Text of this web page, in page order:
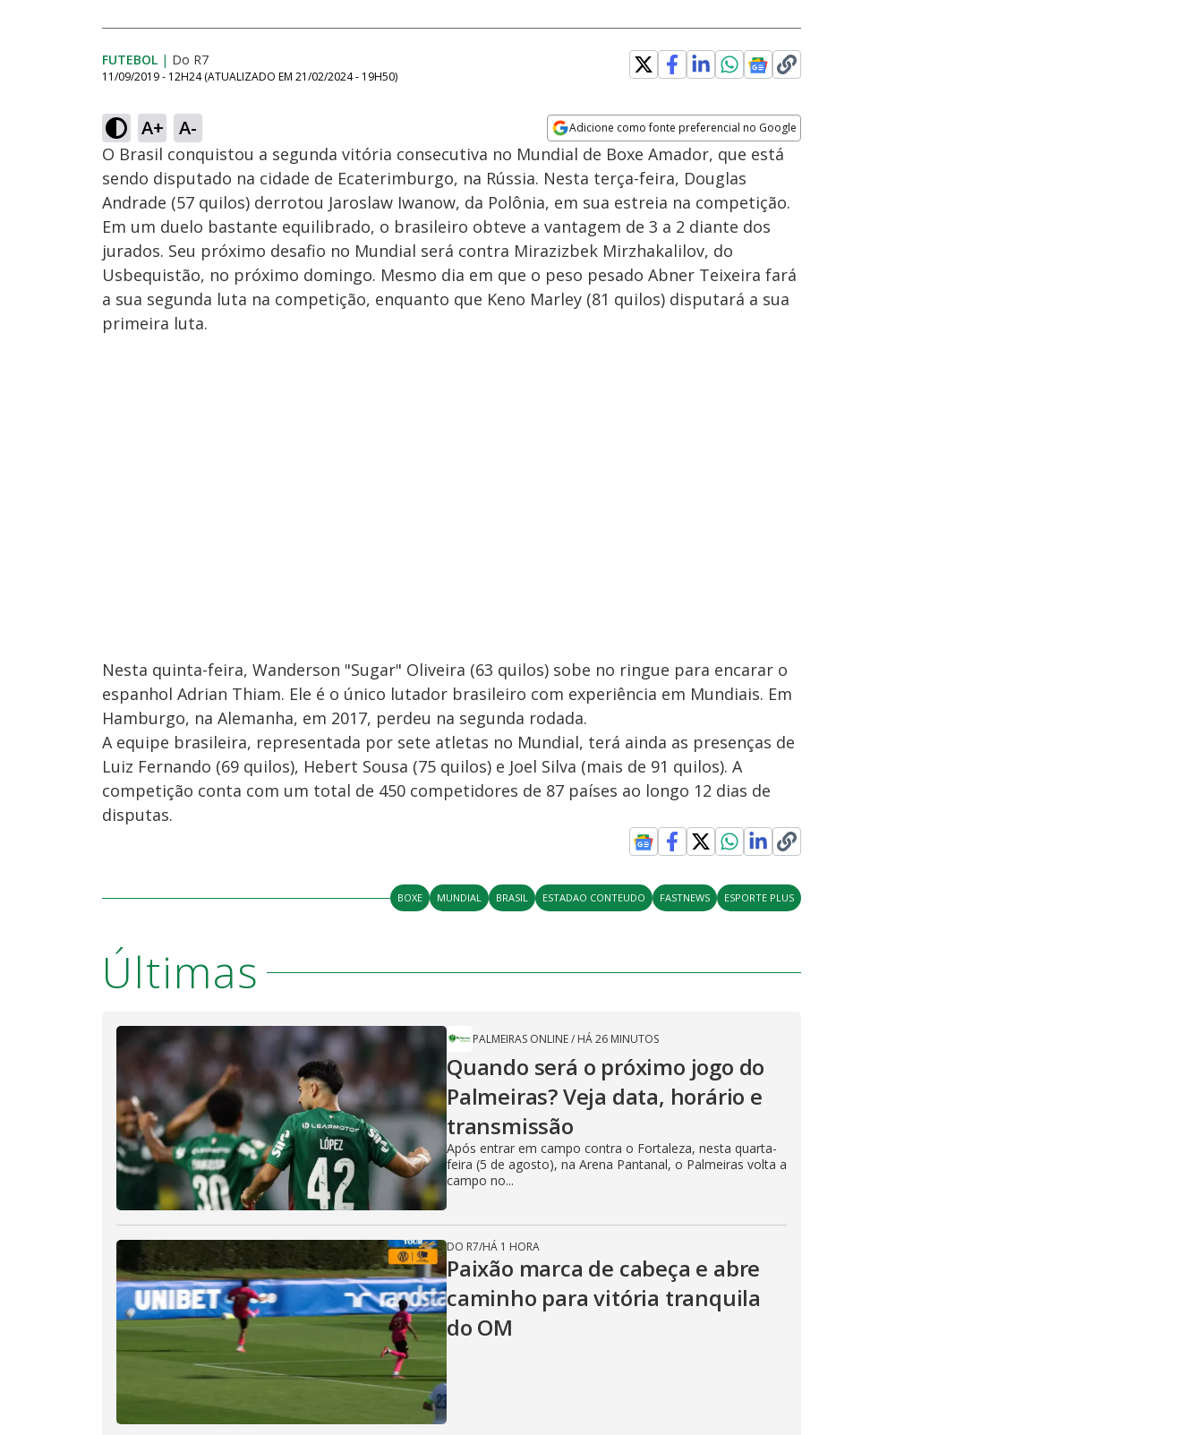
FUTEBOL | Do R7
11/09/2019 - 12H24 (ATUALIZADO EM 21/02/2024 - 19H50)
A+ A- Adicione como fonte preferencial no Google
Opens in new window
O Brasil conquistou a segunda vitória consecutiva no Mundial de Boxe Amador, que está
sendo disputado na cidade de Ecaterimburgo, na Rússia. Nesta terça-feira, Douglas
Andrade (57 quilos) derrotou Jaroslaw Iwanow, da Polônia, em sua estreia na competição.
Em um duelo bastante equilibrado, o brasileiro obteve a vantagem de 3 a 2 diante dos
jurados. Seu próximo desafio no Mundial será contra Mirazizbek Mirzhakalilov, do
Usbequistão, no próximo domingo. Mesmo dia em que o peso pesado Abner Teixeira fará
a sua segunda luta na competição, enquanto que Keno Marley (81 quilos) disputará a sua
primeira luta.
Nesta quinta-feira, Wanderson "Sugar" Oliveira (63 quilos) sobe no ringue para encarar o
espanhol Adrian Thiam. Ele é o único lutador brasileiro com experiência em Mundiais. Em
Hamburgo, na Alemanha, em 2017, perdeu na segunda rodada.
A equipe brasileira, representada por sete atletas no Mundial, terá ainda as presenças de
Luiz Fernando (69 quilos), Hebert Sousa (75 quilos) e Joel Silva (mais de 91 quilos). A
competição conta com um total de 450 competidores de 87 países ao longo 12 dias de
disputas.
BOXE MUNDIAL BRASIL ESTADAO CONTEUDO FASTNEWS ESPORTE PLUS
Últimas
PALMEIRAS ONLINE/ HÁ 26 MINUTOS
Quando será o próximo jogo do
Palmeiras? Veja data, horário e
transmissão
Após entrar em campo contra o Fortaleza, nesta quarta-
feira (5 de agosto), na Arena Pantanal, o Palmeiras volta a
campo no...
DO R7/HÁ 1 HORA
Paixão marca de cabeça e abre
caminho para vitória tranquila
do OM